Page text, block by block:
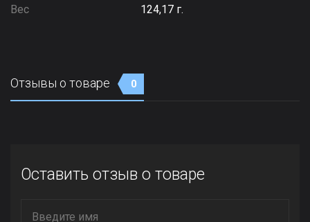
Вес
124,17 г.
Отзывы о товаре 0
Оставить отзыв о товаре